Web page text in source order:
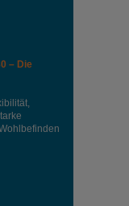
– Die